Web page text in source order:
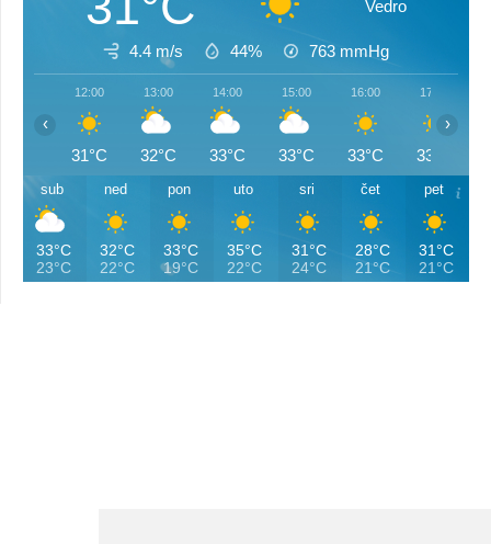
Vedro
4.4 m/s 44% 763 mmHg
12:00
31°C
13:00
32°C
14:00
33°C
15:00
33°C
16:00
33°C
17:00
33°C
‹ ›
sub
33°C
23°C
ned
32°C
22°C
pon
33°C
19°C
uto
35°C
22°C
sri
31°C
24°C
čet
28°C
21°C
pet
31°C
21°C